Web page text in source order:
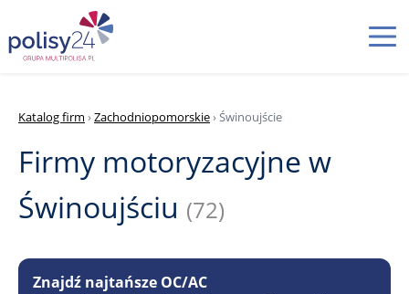
Katalog firm ›Zachodniopomorskie› Świnoujście
Firmy motoryzacyjne w
Świnoujściu (72)
Znajdź najtańsze OC/AC